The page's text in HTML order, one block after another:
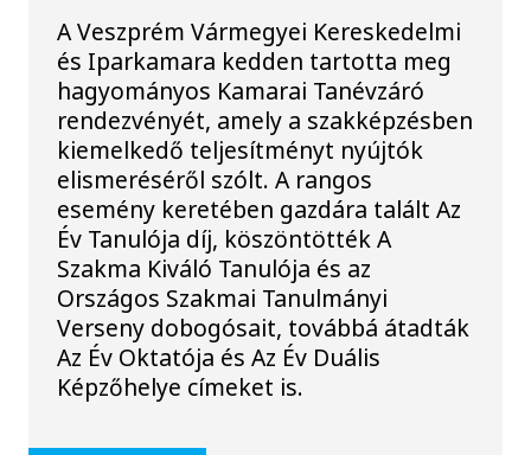
A Veszprém Vármegyei Kereskedelmi
és Iparkamara kedden tartotta meg
hagyományos Kamarai Tanévzáró
rendezvényét, amely a szakképzésben
kiemelkedő teljesítményt nyújtók
elismeréséről szólt. A rangos
esemény keretében gazdára talált Az
Év Tanulója díj, köszöntötték A
Szakma Kiváló Tanulója és az
Országos Szakmai Tanulmányi
Verseny dobogósait, továbbá átadták
Az Év Oktatója és Az Év Duális
Képzőhelye címeket is.